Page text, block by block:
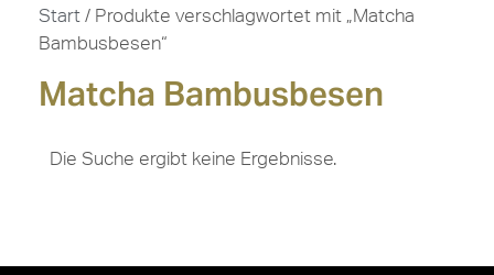
Start / Produkte verschlagwortet mit „Matcha
Bambusbesen“
Matcha Bambusbesen
Die Suche ergibt keine Ergebnisse.